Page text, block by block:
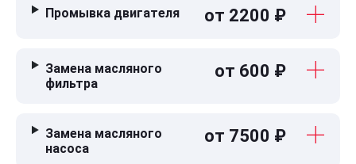
Промывка двигателя от 2200 ₽
Замена масляного
фильтра
от 600 ₽
Замена масляного
насоса
от 7500 ₽